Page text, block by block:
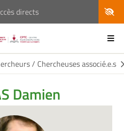
directs
/ Chercheuses associé.e.s
Damien